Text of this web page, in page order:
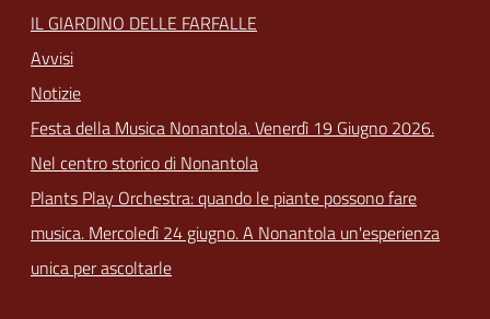
IL GIARDINO DELLE FARFALLE
Avvisi
Notizie
Festa della Musica Nonantola. Venerdì 19 Giugno 2026.
Nel centro storico di Nonantola
Plants Play Orchestra: quando le piante possono fare
musica. Mercoledì 24 giugno. A Nonantola un'esperienza
unica per ascoltarle